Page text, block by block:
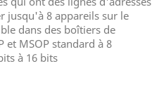
jusqu'à 8 appareils sur le
dans des boîtiers de
et MSOP standard à 8
à 16 bits